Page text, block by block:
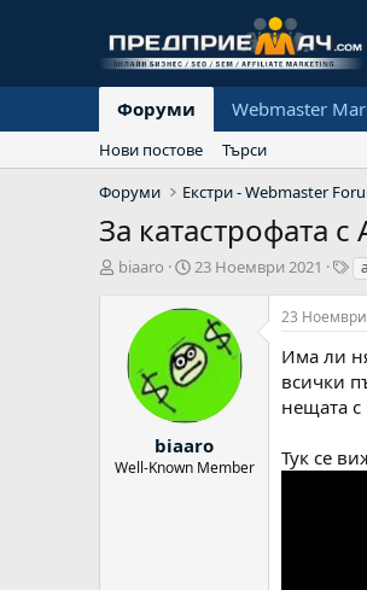
Форуми Webmaster
Нови постове
Търси
Форуми
Екстри - Webmaster
За катастрофата с
А
biaaro
Н
ч
а
л
н
д
а
т
23 Ноември 2021
Т
г
о
в
е
biaaro
Well-Known Member
23
Има ли
всички
нещата с
Тук се